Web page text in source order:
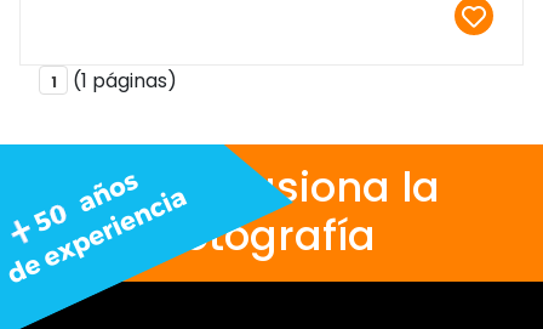
1 (1 páginas)
Nos apasiona la
fotografía